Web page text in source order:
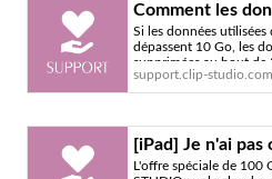
Comment les
STUDIO sont-
Service officiel
STUDIO
Si les données utilisées
dépassent 10 Go, les
supprimées au bout de
support.clip-studio.com
[iPad] Je n'ai
d'espace cloud -
L'offre spéciale de 100